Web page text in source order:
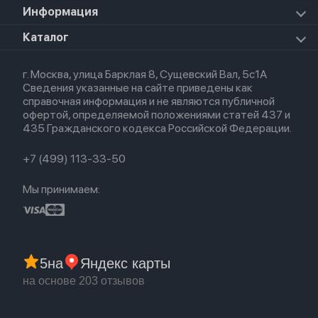
iPad Mini 7 (2024)
Apple Watch Ultra 3
Apple Watch Ultra
Airpods Pro 2
Airpods Max
Airpods 2
Airpods (1-е)
HomePod mini
AirTag
Для AirPods
Для iPhone
Для Apple Watch
Информация
О магазине
Политика конфиденциальности
Оплата и доставка
Партнерская программа
Гарантия
Обмен и возврат
Trade-in
Каталог
Новые поступления
Популярное
Акции
г. Москва, улица Барклая 8, Сущевский Вал, 5с1А
Сведения указанные на сайте приведены как
справочная информация и не являются публичной
офертой, определяемой положениями статей 437 и
435 Гражданского кодекса Российской Федерации.
+7 (499) 113-33-50
Мы принимаем:
5на Яндекс карты
на основе 203 отзывов